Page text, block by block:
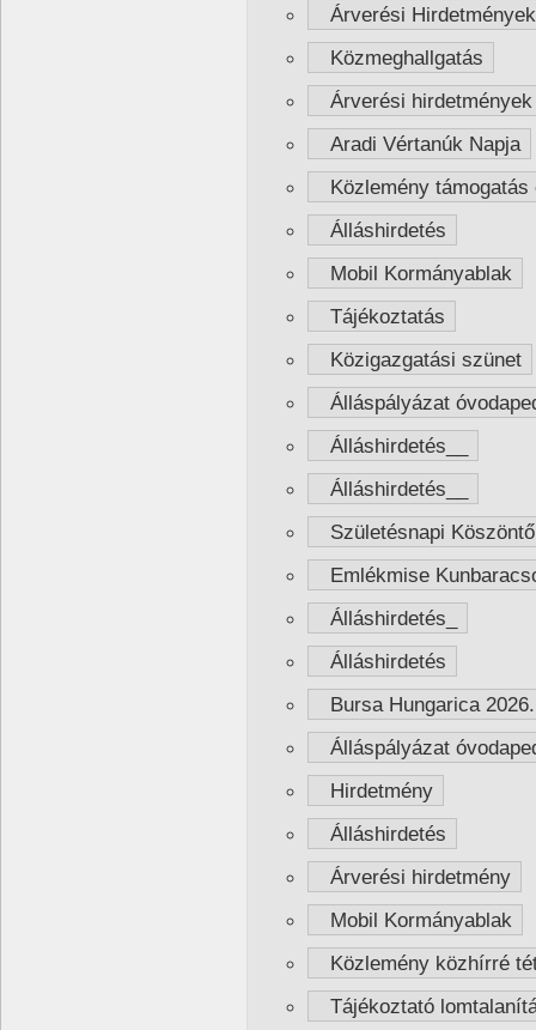
Árverési Hirdetmények
Közmeghallgatás
Árverési
Aradi Vértanúk Napja
Közlemény
Álláshirdetés
Mobil Kormányablak
Tájékoztatás
Közigazgatási szünet
Álláspályázat
Álláshirdetés__
Álláshirdetés__
Születésnapi Köszöntő
Emlékmise
Álláshirdetés_
Álláshirdetés
Bursa Hungarica
Álláspályázat
Hirdetmény
Álláshirdetés
Árverési hirdetmény
Mobil Kormányablak
Közlemény közhírré
Tájékoztató